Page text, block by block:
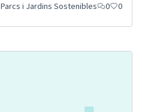
Parcs i Jardins Sostenibles 0 0